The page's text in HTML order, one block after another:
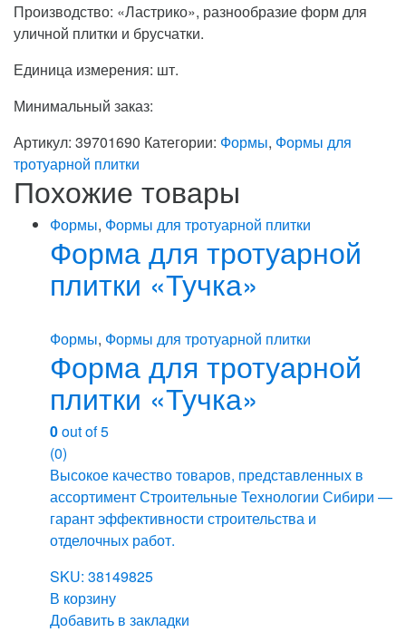
Производство: «Ластрико», разнообразие форм для
уличной плитки и брусчатки.
Единица измерения: шт.
Минимальный заказ:
Артикул: 39701690 Категории: Формы, Формы для
тротуарной плитки
Похожие товары
Формы, Формы для тротуарной плитки
Форма для тротуарной
плитки «Тучка»
Формы, Формы для тротуарной плитки
Форма для тротуарной
плитки «Тучка»
0out of 5
(0)
Высокое качество товаров, представленных в
ассортимент Строительные Технологии Сибири —
гарант эффективности строительства и
отделочных работ.
SKU: 38149825
В корзину
Добавить в закладки